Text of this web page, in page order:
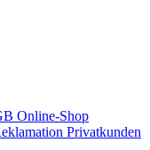
Online-Shop
Privatkunden